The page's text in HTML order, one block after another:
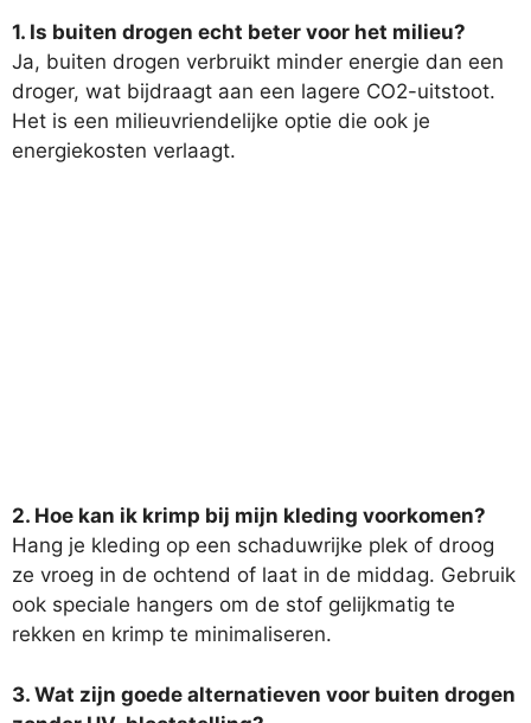
1. Is buiten drogen echt beter voor het milieu?
Ja, buiten drogen verbruikt minder energie dan een
droger, wat bijdraagt aan een lagere CO2-uitstoot.
Het is een milieuvriendelijke optie die ook je
energiekosten verlaagt.
2. Hoe kan ik krimp bij mijn kleding voorkomen?
Hang je kleding op een schaduwrijke plek of droog
ze vroeg in de ochtend of laat in de middag. Gebruik
ook speciale hangers om de stof gelijkmatig te
rekken en krimp te minimaliseren.
3. Wat zijn goede alternatieven voor buiten drogen